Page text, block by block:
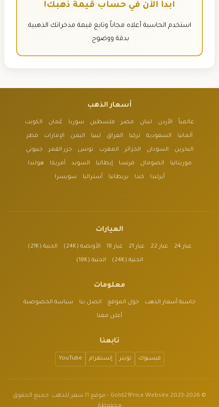
ابدأ الآن في حساب قيمة ذهبك!
استخدم الحاسبة أعلاه مجاناً وتابع قيمة مدخراتك الذهبية
بدقة ووضوح.
أسعار الذهب
عالمياً الأردن لبنان مصر فلسطين سوريا عُمان الكويت
ألمانيا السعودية تركيا العراق ليبيا اليمن الإمارات قطر
البحرين السودان الجزائر المغرب تونس جزر القمر جيبوتي
موريتانيا الصومال فرنسا إيطاليا السويد أمريكا هولندا
أيرلندا كندا بريطانيا أستراليا سويسرا
العيارات
عيار 24 عيار 22 عيار 21 عيار 18 الأونصة (24K) الجنية (21K)
الجنية (24K) الجنية (18K)
معلومات
حاسبة أسعار الذهب حول الموقع اتصل بنا سياسة الخصوصية
أعلن معنا
تابعنا
فيسبوك تويتر إنستغرام YouTube
© 2023-2026 Gold21Price Website - موقع ٢١ سعر للذهب. جميع الحقوق